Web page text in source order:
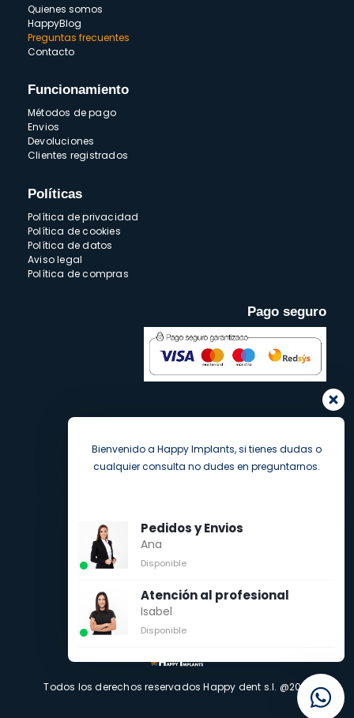
Quienes somos
HappyBlog
Preguntas frecuentes
Contacto
Funcionamiento
Métodos de pago
Envios
Devoluciones
Clientes registrados
Políticas
Política de privacidad
Política de cookies
Política de datos
Aviso legal
Política de compras
Pago seguro
Todos los derechos reservados Happy dent s.l. @2021
Bienvenido a Happy Implants, si tienes dudas o
cualquier consulta no dudes en preguntarnos.
Pedidos y Envios
Ana
Disponible
Atención al profesional
Isabel
Disponible